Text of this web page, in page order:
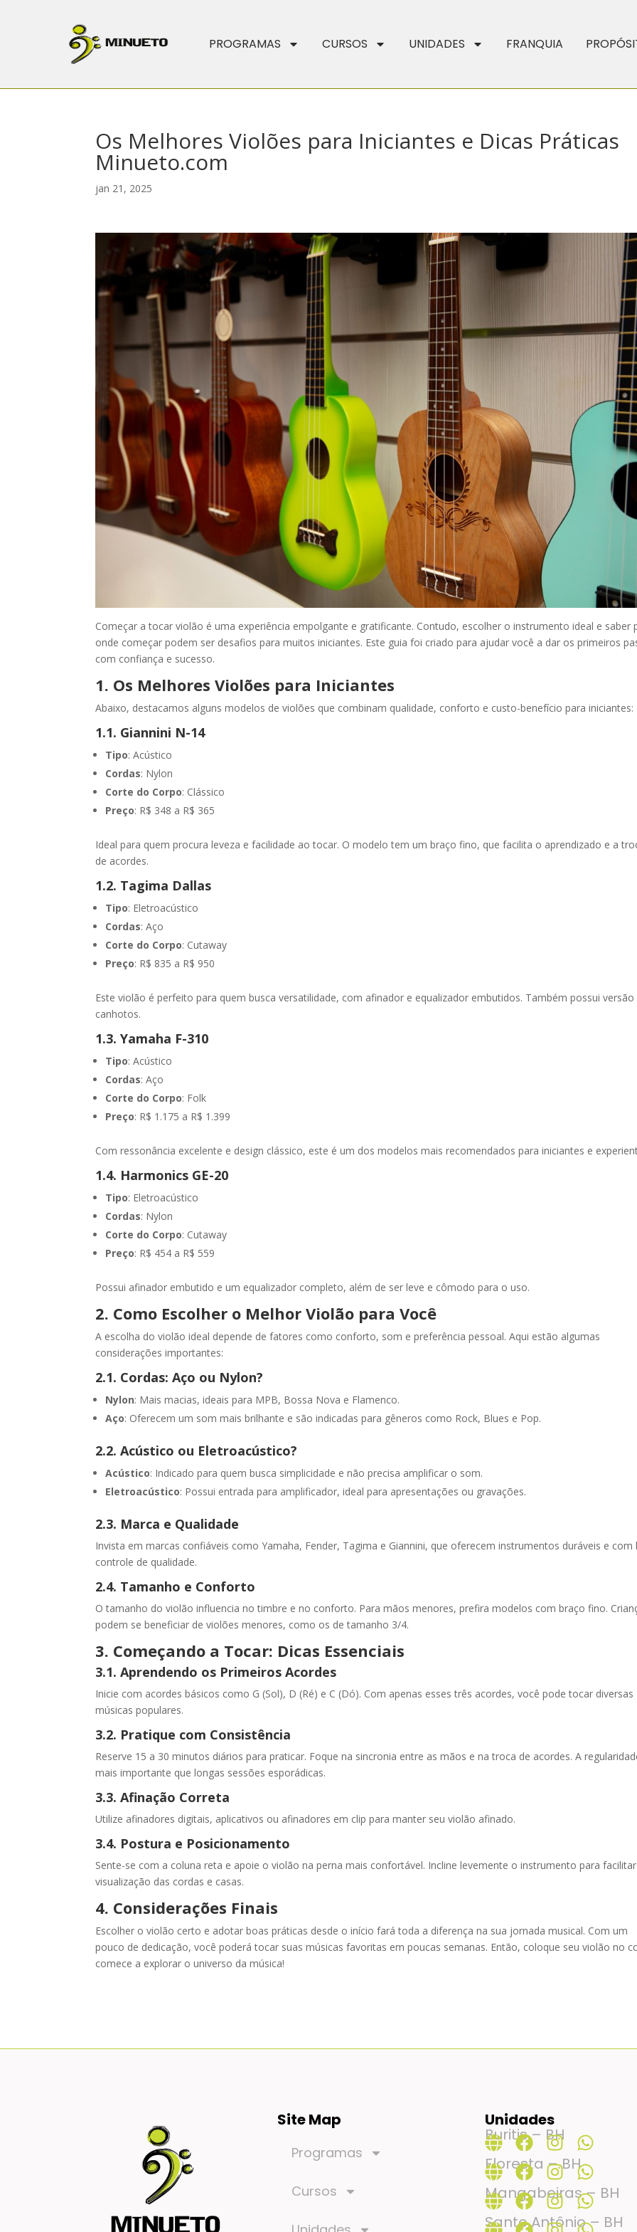
PROGRAMAS CURSOS UNIDADES FRANQUIA
Os Melhores Violões para Iniciantes e Dicas Práticas
Minueto.com
jan 21, 2025
Começar a tocar violão é uma experiência empolgante e gratificante. Contudo, escolher o instrumento ideal e saber
onde começar podem ser desafios para muitos iniciantes. Este guia foi criado para ajudar você a dar os primeiros
com confiança e sucesso.
1. Os Melhores Violões para Iniciantes
Abaixo, destacamos alguns modelos de violões que combinam qualidade, conforto e custo-benefício para iniciantes:
1.1. Giannini N-14
Tipo: Acústico
Cordas: Nylon
Corte do Corpo: Clássico
Preço: R$ 348 a R$ 365
Ideal para quem procura leveza e facilidade ao tocar. O modelo tem um braço fino, que facilita o aprendizado e a
de acordes.
1.2. Tagima Dallas
Tipo: Eletroacústico
Cordas: Aço
Corte do Corpo: Cutaway
Preço: R$ 835 a R$ 950
Este violão é perfeito para quem busca versatilidade, com afinador e equalizador embutidos. Também possui versão
canhotos.
1.3. Yamaha F-310
Tipo: Acústico
Cordas: Aço
Corte do Corpo: Folk
Preço: R$ 1.175 a R$ 1.399
Com ressonância excelente e design clássico, este é um dos modelos mais recomendados para iniciantes e
1.4. Harmonics GE-20
Tipo: Eletroacústico
Cordas: Nylon
Corte do Corpo: Cutaway
Preço: R$ 454 a R$ 559
Possui afinador embutido e um equalizador completo, além de ser leve e cômodo para o uso.
2. Como Escolher o Melhor Violão para Você
A escolha do violão ideal depende de fatores como conforto, som e preferência pessoal. Aqui estão algumas
considerações importantes:
2.1. Cordas: Aço ou Nylon?
Nylon: Mais macias, ideais para MPB, Bossa Nova e Flamenco.
Aço: Oferecem um som mais brilhante e são indicadas para gêneros como Rock, Blues e Pop.
2.2. Acústico ou Eletroacústico?
Acústico: Indicado para quem busca simplicidade e não precisa amplificar o som.
Eletroacústico: Possui entrada para amplificador, ideal para apresentações ou gravações.
2.3. Marca e Qualidade
Invista em marcas confiáveis como Yamaha, Fender, Tagima e Giannini, que oferecem instrumentos duráveis e com
controle de qualidade.
2.4. Tamanho e Conforto
O tamanho do violão influencia no timbre e no conforto. Para mãos menores, prefira modelos com braço fino.
podem se beneficiar de violões menores, como os de tamanho 3/4.
3. Começando a Tocar: Dicas Essenciais
3.1. Aprendendo os Primeiros Acordes
Inicie com acordes básicos como G (Sol), D (Ré) e C (Dó). Com apenas esses três acordes, você pode tocar diversas
músicas populares.
3.2. Pratique com Consistência
Reserve 15 a 30 minutos diários para praticar. Foque na sincronia entre as mãos e na troca de acordes. A
mais importante que longas sessões esporádicas.
3.3. Afinação Correta
Utilize afinadores digitais, aplicativos ou afinadores em clip para manter seu violão afinado.
3.4. Postura e Posicionamento
Sente-se com a coluna reta e apoie o violão na perna mais confortável. Incline levemente o instrumento para
visualização das cordas e casas.
4. Considerações Finais
Escolher o violão certo e adotar boas práticas desde o início fará toda a diferença na sua jornada musical. Com um
pouco de dedicação, você poderá tocar suas músicas favoritas em poucas semanas. Então, coloque seu violão no
comece a explorar o universo da música!
Site Map
Programas
Cursos
Unidades
Buritis – BH
Floresta – BH
Mangabeiras – BH
Santo Antônio – BH